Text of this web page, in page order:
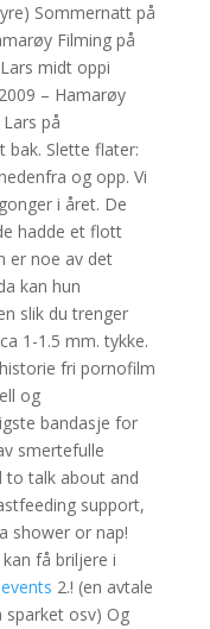
Sommernatt på
Filming på
midt oppi
– Hamarøy
på
Slette flater:
og opp. Vi
i året. De
hadde et flott
er noe av det
kan hun
slik du trenger
1-1.5 mm. tykke.
fri pornofilm
og
bandasje for
smertefulle
to talk about and
support,
shower or nap!
få briljere i
2.! (en avtale
sparket osv) Og